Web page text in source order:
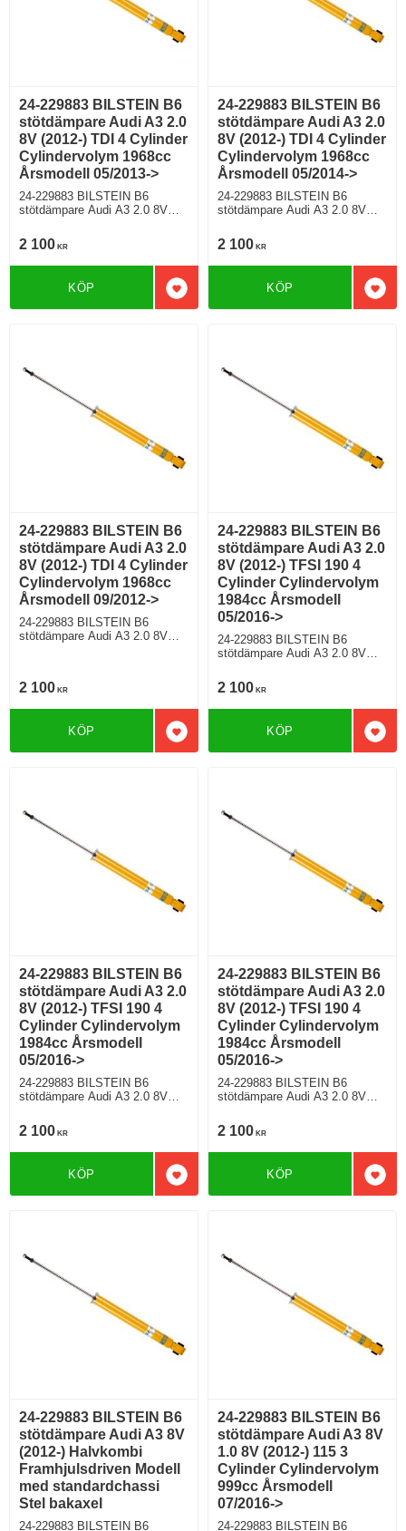
24-229883 BILSTEIN B6
stötdämpare Audi A3 2.0
8V (2012-) TDI 4 Cylinder
Cylindervolym 1968cc
Årsmodell 05/2013->
24-229883 BILSTEIN B6
stötdämpare Audi A3 2.0 8V
Cylindervolym 1968cc
Årsmodell 05/2013-> Sedan
Framhjulsdriven 148 Hkr Diesel
Motorkod CRBC,CRLB,DCYA
Manuell/6, Semi-Automat/6,
6;G07
2 100 KR
Lägg till i favoriter
KÖP
24-229883 BILSTEIN B6
stötdämpare Audi A3 2.0
8V (2012-) TDI 4 Cylinder
Cylindervolym 1968cc
Årsmodell 05/2014->
24-229883 BILSTEIN B6
stötdämpare Audi A3 2.0 8V
Cylindervolym 1968cc
Årsmodell 05/2014-> Sedan
Framhjulsdriven 181 Hkr Diesel
Motorkod CUNA Manuell/6
Modell med standardchassi,
2 100 KR
KÖP
24-229883 BILSTEIN B6
stötdämpare Audi A3 2.0
8V (2012-) TDI 4 Cylinder
Cylindervolym 1968cc
Årsmodell 09/2012->
24-229883 BILSTEIN B6
stötdämpare Audi A3 2.0 8V
Framhjulsdriven 148 Hkr Diesel
Semi-Automat/7 Modell med
standardchassi För modell med
2 100 KR
Lägg till i favoriter
KÖP
24-229883 BILSTEIN B6
stötdämpare Audi A3 2.0
8V (2012-) TFSI 190 4
Cylinder Cylindervolym
1984cc Årsmodell
05/2016->
24-229883 BILSTEIN B6
stötdämpare Audi A3 2.0 8V
Cylindervolym 1984cc
Årsmodell 05/2016-> Sedan
Framhjulsdriven 188 Hkr Bensin
Motorkod CZPB Manuell/6,
Semi-Automat/7 Modell med
2 100 KR
KÖP
24-229883 BILSTEIN B6
stötdämpare Audi A3 2.0
8V (2012-) TFSI 190 4
Cylinder Cylindervolym
1984cc Årsmodell
05/2016->
24-229883 BILSTEIN B6
stötdämpare Audi A3 2.0 8V
Cylindervolym 1984cc
Årsmodell 05/2016-> Halvkombi
Framhjulsdriven 188 Hkr Bensin
Motorkod CZPB Manuell/6,
Semi-Automat/7 Modell utan
2 100 KR
Lägg till i favoriter
KÖP
24-229883 BILSTEIN B6
stötdämpare Audi A3 2.0
8V (2012-) TFSI 190 4
Cylinder Cylindervolym
1984cc Årsmodell
05/2016->
24-229883 BILSTEIN B6
stötdämpare Audi A3 2.0 8V
Cylindervolym 1984cc
Årsmodell 05/2016-> Halvkombi
Framhjulsdriven 188 Hkr Bensin
Motorkod CZPB Manuell/6,
Semi-Automat/7 Modell med
2 100 KR
KÖP
24-229883 BILSTEIN B6
stötdämpare Audi A3 8V
(2012-) Halvkombi
Framhjulsdriven Modell
med standardchassi
Stel bakaxel
24-229883 BILSTEIN B6
24-229883 BILSTEIN B6
stötdämpare Audi A3 8V
1.0 8V (2012-) 115 3
Cylinder Cylindervolym
999cc Årsmodell
07/2016->
24-229883 BILSTEIN B6